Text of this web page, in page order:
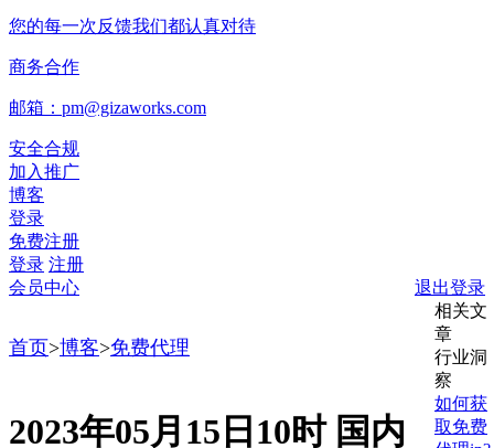
您的每一次反馈我们都认真对待
商务合作
邮箱：pm@gizaworks.com
安全合规
加入推广
博客
登录
免费注册
登录 注册
会员中心
退出登录
首页>博客>免费代理
2023年05月15日10时 国内
相关文
章
行业洞
察
如何获
取免费